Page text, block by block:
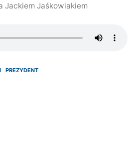
Jackiem Jaśkowiakiem
PREZYDENT